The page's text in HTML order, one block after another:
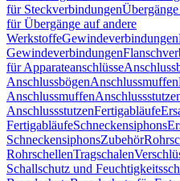
für Steckverbindungen
für Übergänge auf andere
WerkstoffeGewindeverbindungen
Gewindeverbindungen
für Apparateanschlüsse
AnschlussbögenAnschlussmuffen
Anschlussmuffen
AnschlussstutzenFertigabläufe
FertigabläufeSchneckensiphons
SchneckensiphonsZubehör
RohrschellenTragschalen
Schallschutz und